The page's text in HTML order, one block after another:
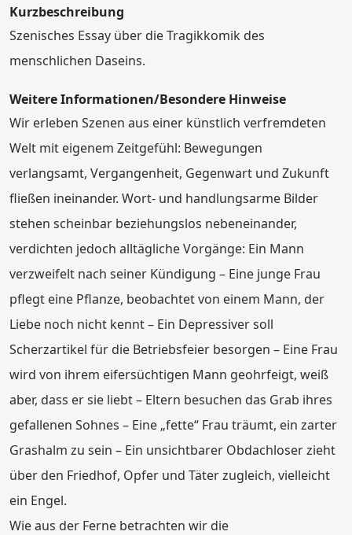
Kurzbeschreibung
Szenisches Essay über die Tragikkomik des
menschlichen Daseins.
Weitere Informationen/Besondere Hinweise
Wir erleben Szenen aus einer künstlich verfremdeten
Welt mit eigenem Zeitgefühl: Bewegungen
verlangsamt, Vergangenheit, Gegenwart und Zukunft
fließen ineinander. Wort- und handlungsarme Bilder
stehen scheinbar beziehungslos nebeneinander,
verdichten jedoch alltägliche Vorgänge: Ein Mann
verzweifelt nach seiner Kündigung – Eine junge Frau
pflegt eine Pflanze, beobachtet von einem Mann, der
Liebe noch nicht kennt – Ein Depressiver soll
Scherzartikel für die Betriebsfeier besorgen – Eine Frau
wird von ihrem eifersüchtigen Mann geohrfeigt, weiß
aber, dass er sie liebt – Eltern besuchen das Grab ihres
gefallenen Sohnes – Eine „fette“ Frau träumt, ein zarter
Grashalm zu sein – Ein unsichtbarer Obdachloser zieht
über den Friedhof, Opfer und Täter zugleich, vielleicht
ein Engel.
Wie aus der Ferne betrachten wir die